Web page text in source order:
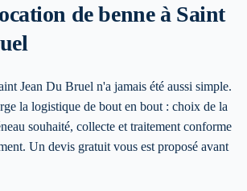
de benne à Saint
Jean Du Bruel n'a jamais été aussi simple.
la logistique de bout en bout : choix de la
souhaité, collecte et traitement conforme
Un devis gratuit vous est proposé avant